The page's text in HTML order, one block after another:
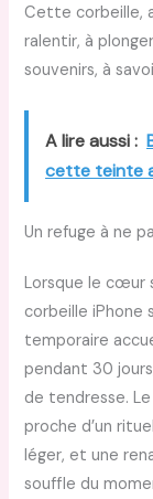
Cette corbeille,
ralentir, à
souvenirs, à
A lire aussi :
cette teinte
Un refuge à ne
Lorsque le cœur
corbeille iPhone
temporaire
pendant 30
de tendresse.
proche d’un
léger, et une
souffle du